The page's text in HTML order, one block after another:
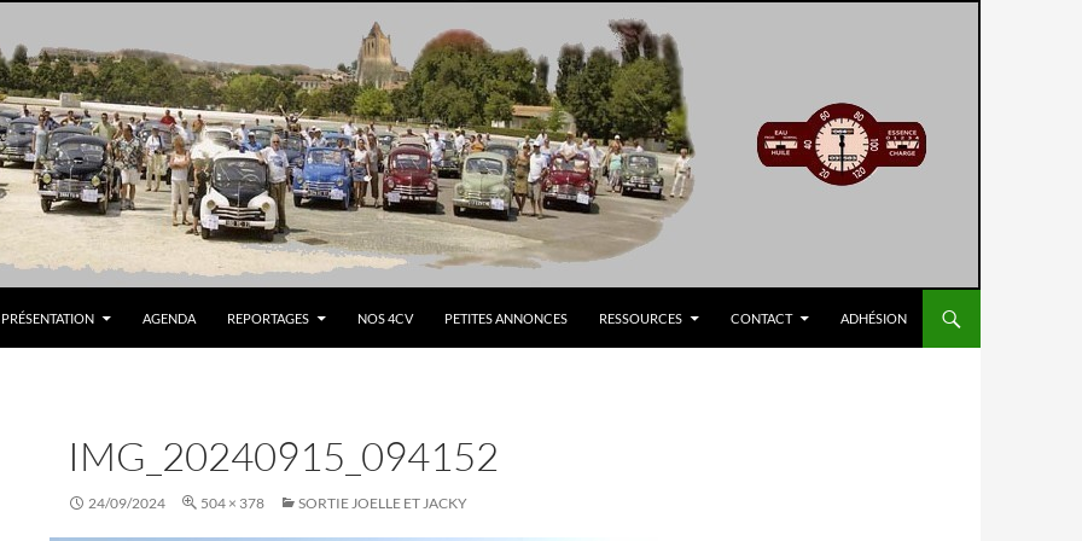
PRÉSENTATION AGENDA REPORTAGES NOS 4CV PETITES ANNONCES RESSOURCES CONTACT ADHÉSION
IMG_20240915_094152
24/09/2024 504 × 378 SORTIE JOELLE ET JACKY